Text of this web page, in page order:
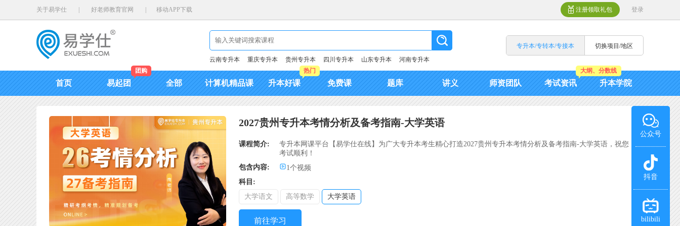
关于易学仕 好老师教育官网 移动APP下载 注册领取礼包 登录
云南专升本 重庆专升本 贵州专升本 四川专升本 山东专升本 河南专升本
专升本/专转本/专接本 切换项目/地区
首页 易起团
团购
全部 计算机精品课 升本好课
热门
免费课 题库 讲义 师资团队 考试资讯
大纲、分数线
升本学院
2027贵州专升本考情分析及备考指南-大学英语
课程简介:
专升本网课平台【易学仕在线】为广大专升本考生精心打造2027贵州专升本考情分析及备考指南-大学英语，祝您
考试顺利！
包含内容:
1个视频
科目:
大学语文
高等数学 大学英语
前往学习
公众号
抖音
bilibili